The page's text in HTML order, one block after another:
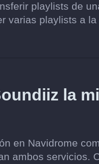
playlists de
varias playlists a
la
en Navidrome
ambos servicios.